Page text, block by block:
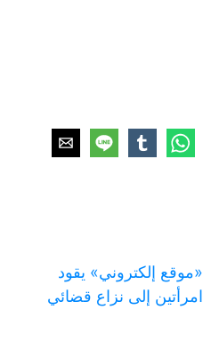
«موقع إلكتروني» يقود
امرأتين إلى نزاع قضائي